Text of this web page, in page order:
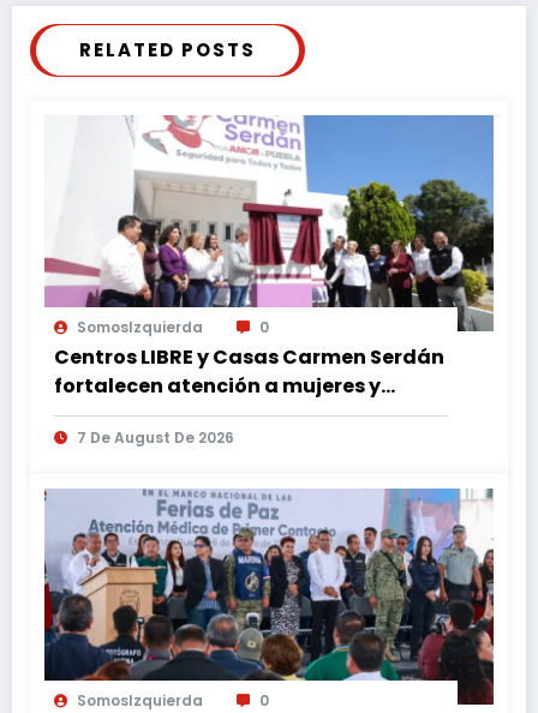
RELATED POSTS
SomosIzquierda 0
Centros LIBRE y Casas Carmen Serdán
fortalecen atención a mujeres y
reducen feminicidio en Puebla
7 De August De 2026
SomosIzquierda 0